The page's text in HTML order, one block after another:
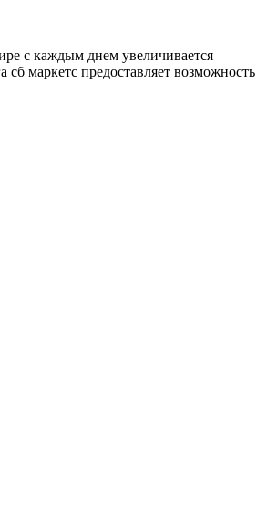
с каждым днем увеличивается
маркетс предоставляет возможность